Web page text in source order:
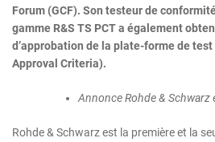
Forum (GCF). Son testeur de
gamme R&S TS PCT a également
d’approbation de la plate-forme de
Approval Criteria).
Annonce Rohde &
Rohde & Schwarz est la première et la